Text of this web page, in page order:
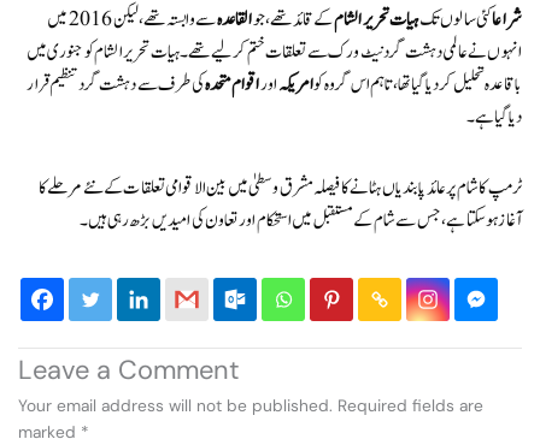
شراعاکئی سالوں تکہیات تحریر الشامکے قائد تھے، جوالقاعدہ
سے وابستہ تھے، لیکن 2016 میں
انہوں نے عالمی دہشت گرد نیٹ ورک سے تعلقات ختم کر لیے تھے۔ ہیات تحریر الشام کو جنوری میں
باقاعدہ تحلیل کر دیا گیا تھا، تاہم اس گروہ کوامریکہاوراقوام متحدہکی طرف سے دہشت گرد تنظیم قرار
دیا گیا ہے۔
ٹرمپ کا شام پر عائد پابندیاں ہٹانے کا فیصلہ مشرق وسطیٰ میں بین الاقوامی تعلقات کے نئے مرحلے کا
آغاز ہو سکتا ہے، جس سے شام کے مستقبل میں استحکام اور تعاون کی امیدیں بڑھ رہی ہیں۔
Leave a Comment
Your email address will not be published. Required fields are
marked *